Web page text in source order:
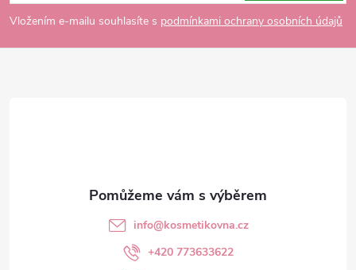
p
a
Vložením e-mailu souhlasíte s podmínkami ochrany osobních údajů
info@kosmetikovna.cz
+420 773633622